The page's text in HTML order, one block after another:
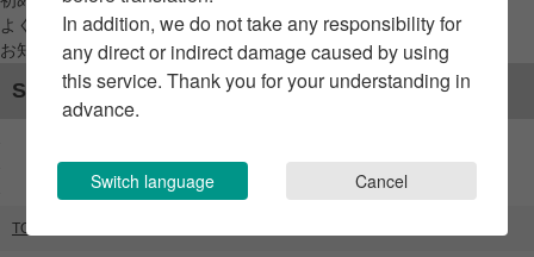
よくあるご質問 / お問い合わせ
お知らせ
SNSアカウント
TOP
In addition, we do not take any responsibility for
any direct or indirect damage caused by using
this service. Thank you for your understanding in
advance.
Switch language Cancel